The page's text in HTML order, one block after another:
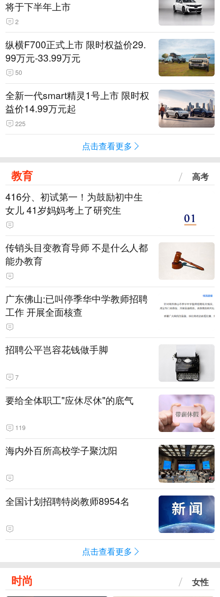
将于下半年上市
2
纵横F700正式上市 限时权益价29.
99万元-33.99万元
50
全新一代smart精灵1号上市 限时权
益价14.99万元起
225
点击查看更多
教育 高考
416分、初试第一！为鼓励初中生
女儿 41岁妈妈考上了研究生
传销头目变教育导师 不是什么人都
能办教育
广东佛山:已叫停季华中学教师招聘
工作 开展全面核查
招聘公平岂容花钱做手脚
7
要给全体职工"应休尽休"的底气
119
海内外百所高校学子聚沈阳
全国计划招聘特岗教师8954名
点击查看更多
时尚 女性